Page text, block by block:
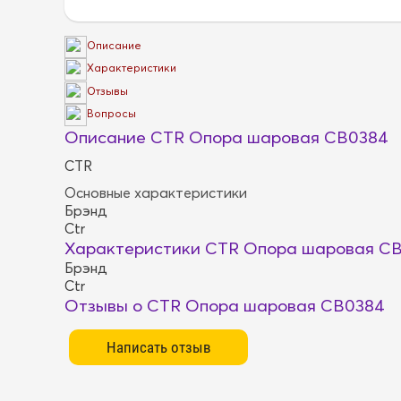
Описание
Характеристики
Отзывы
Вопросы
Описание CTR Опора шаровая CB0384
CTR
Основные характеристики
Брэнд
Ctr
Характеристики CTR Опора шаровая
Брэнд
Ctr
Отзывы о CTR Опора шаровая CB0384